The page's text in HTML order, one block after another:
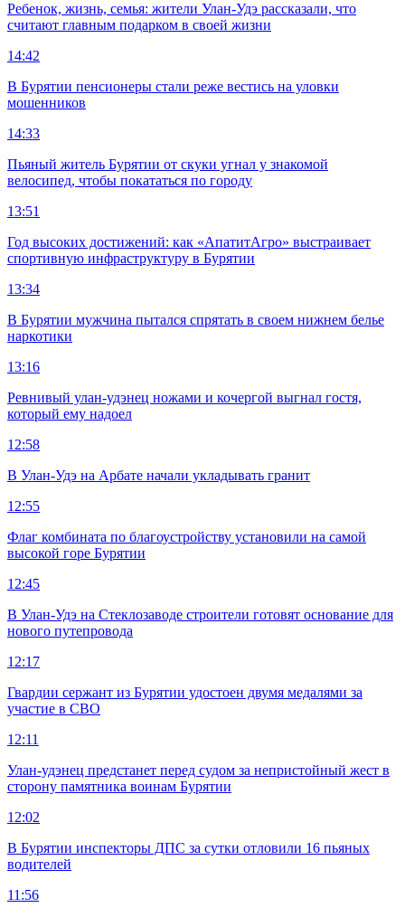
Ребенок, жизнь, семья: жители Улан-Удэ рассказали, что
считают главным подарком в своей жизни
14:42
В Бурятии пенсионеры стали реже вестись на уловки
мошенников
14:33
Пьяный житель Бурятии от скуки угнал у знакомой
велосипед, чтобы покататься по городу
13:51
Год высоких достижений: как «АпатитАгро» выстраивает
спортивную инфраструктуру в Бурятии
13:34
В Бурятии мужчина пытался спрятать в своем нижнем белье
наркотики
13:16
Ревнивый улан-удэнец ножами и кочергой выгнал гостя,
который ему надоел
12:58
В Улан-Удэ на Арбате начали укладывать гранит
12:55
Флаг комбината по благоустройству установили на самой
высокой горе Бурятии
12:45
В Улан-Удэ на Стеклозаводе строители готовят основание для
нового путепровода
12:17
Гвардии сержант из Бурятии удостоен двумя медалями за
участие в СВО
12:11
Улан-удэнец предстанет перед судом за непристойный жест в
сторону памятника воинам Бурятии
12:02
В Бурятии инспекторы ДПС за сутки отловили 16 пьяных
водителей
11:56